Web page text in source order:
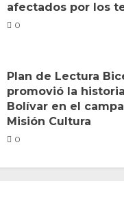
afectados por los
0
Plan de Lectura
promovió la
Bolívar en el
Misión Cultura
0